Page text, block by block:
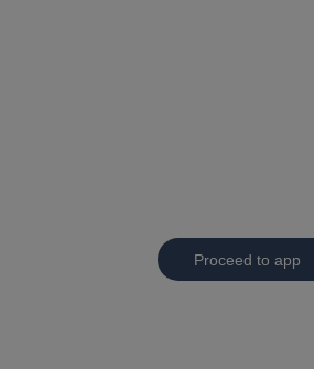
Proceed to app